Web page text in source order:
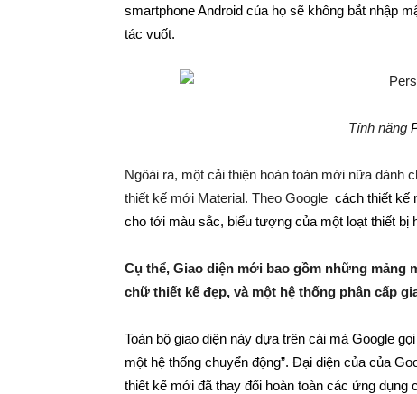
smartphone Android của họ sẽ không bắt nhập
tác vuốt.
Tính năng
Ngôài ra, một cải thiện hoàn toàn mới nữa dành
thiết kế mới Material. Theo Google cách thiết kế
cho tới màu sắc, biểu tượng của một loạt thiết bị
Cụ thể, Giao diện mới bao gồm những
chữ thiết kế đẹp, và một hệ thống phân cấp
Toàn bộ giao diện này dựa trên cái mà Google
một hệ thống chuyển động”. Đại diện của của
thiết kế mới đã thay đổi hoàn toàn các ứng dụng